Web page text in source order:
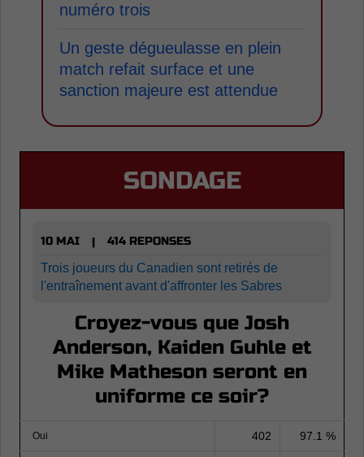
numéro trois
Un geste dégueulasse en plein
match refait surface et une
sanction majeure est attendue
SONDAGE
10 MAI |
414 REPONSES
Trois joueurs du Canadien sont retirés de
l'entraînement avant d'affronter les Sabres
Croyez-vous que Josh
Anderson, Kaiden Guhle et
Mike Matheson seront en
uniforme ce soir?
Oui 402 97.1 %